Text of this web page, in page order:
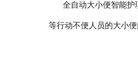
全自动大小便智能
等行动不便人员的大小